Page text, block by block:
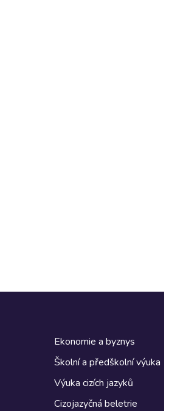
Ekonomie a byznys
Školní a předškolní výuka
Výuka cizích jazyků
Cizojazyčná beletrie